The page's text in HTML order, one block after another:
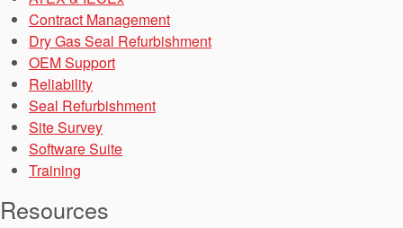
Akademi
Ürün Broşürleri
beyaz bültenler
Contract Management
Dry Gas Seal Refurbishment
OEM Support
Reliability
Seal Refurbishment
Site Survey
Software Suite
Training
Resources